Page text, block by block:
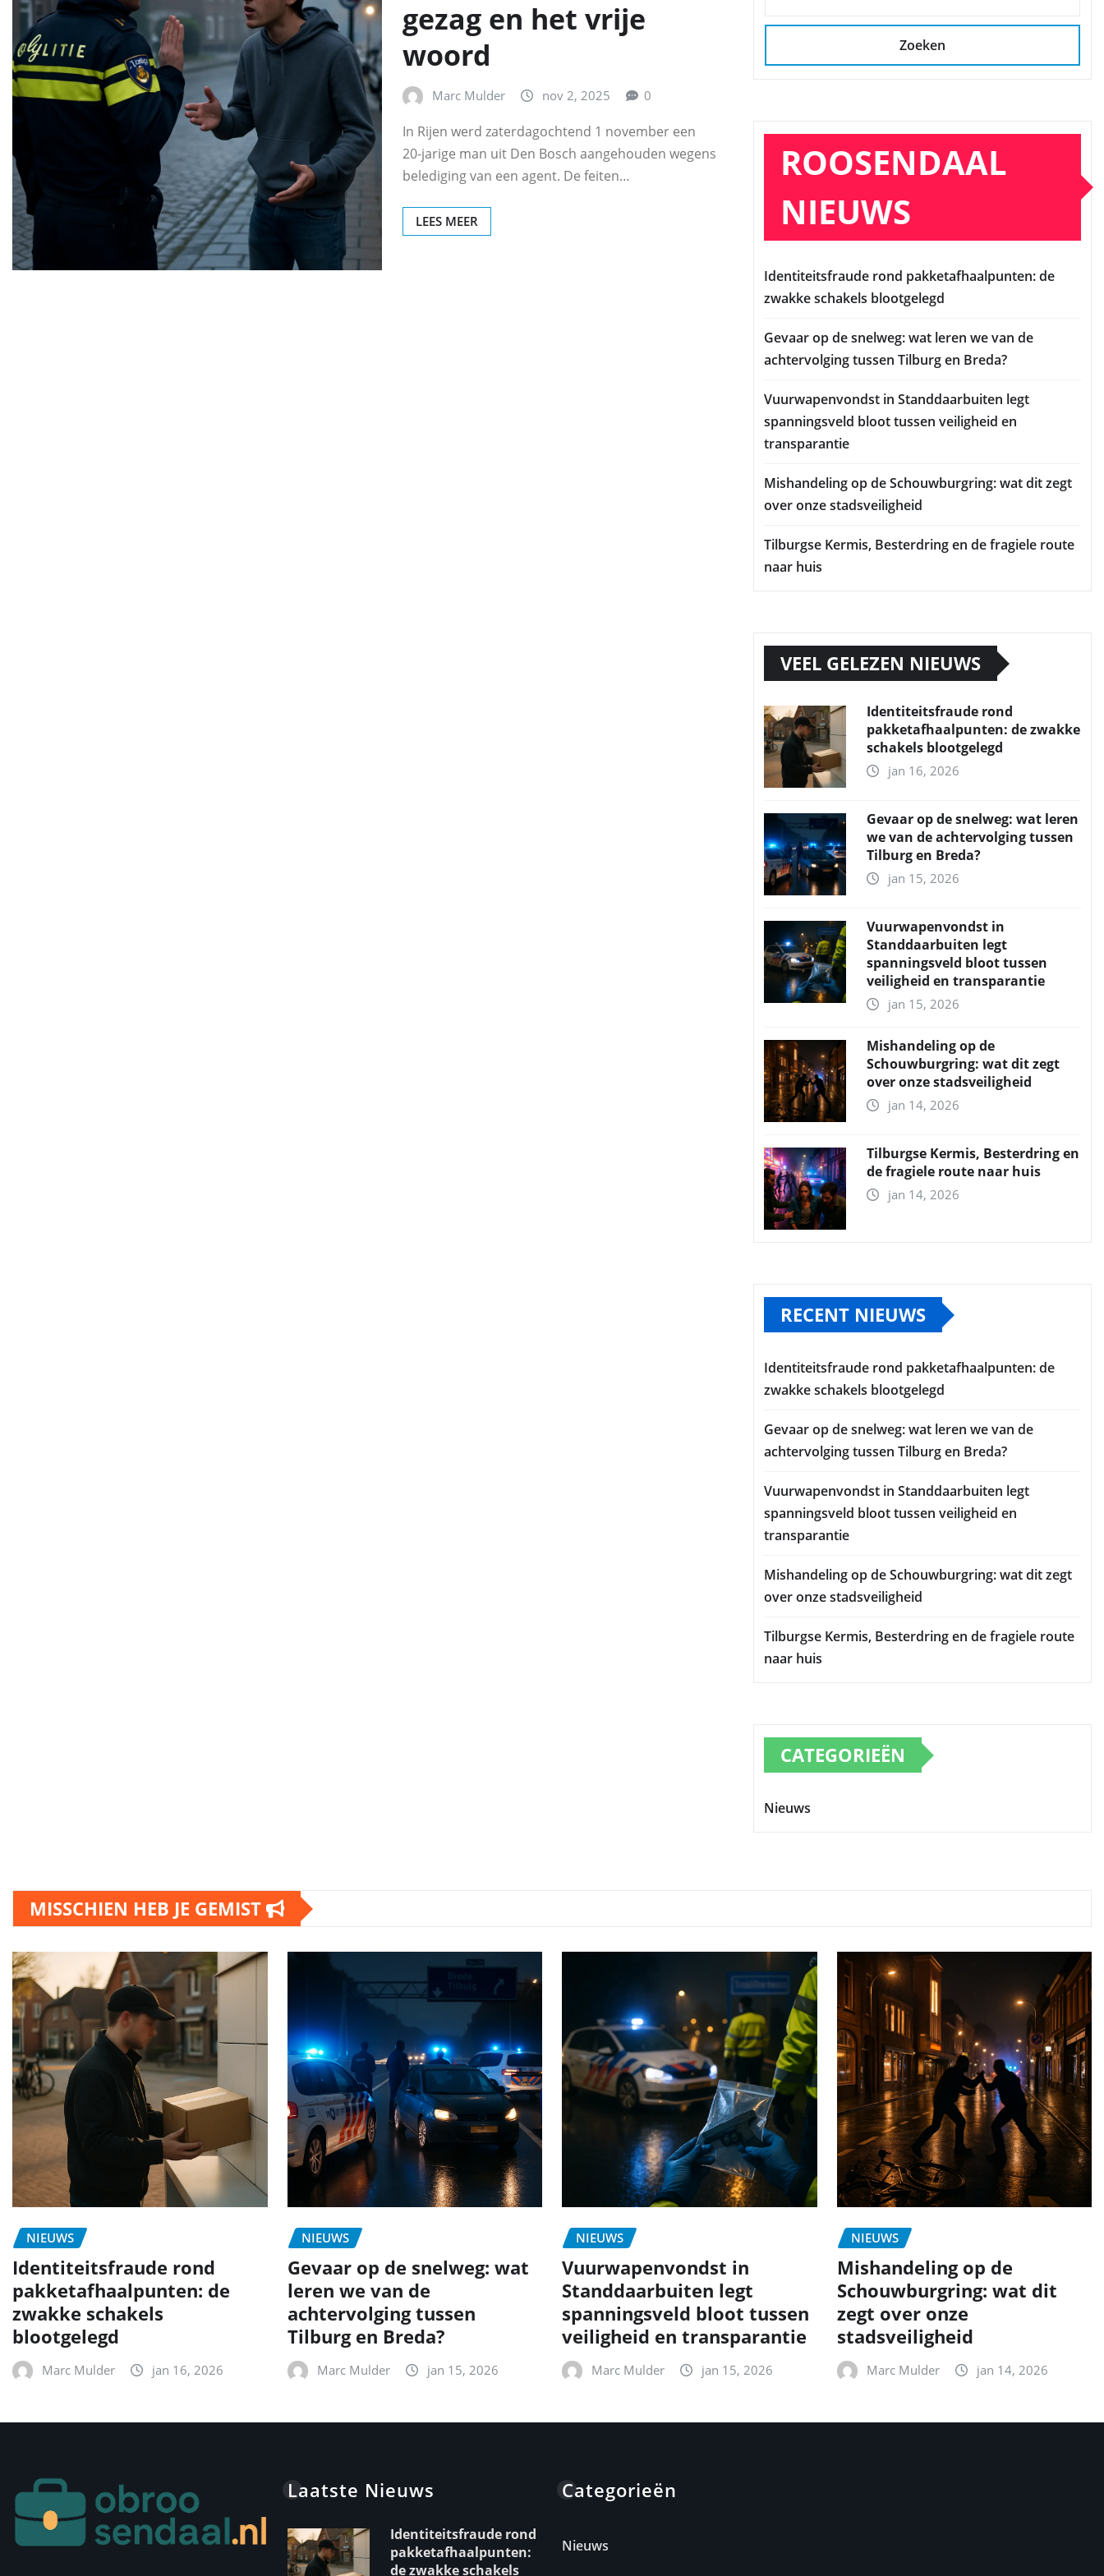
gezag en het vrije
woord
Marc Mulder nov 2, 2025 0
In Rijen werd zaterdagochtend 1 november een
20‑jarige man uit Den Bosch aangehouden wegens
belediging van een agent. De feiten…
LEES MEER
Zoeken
ROOSENDAAL
NIEUWS
Identiteitsfraude rond pakketafhaalpunten: de
zwakke schakels blootgelegd
Gevaar op de snelweg: wat leren we van de
achtervolging tussen Tilburg en Breda?
Vuurwapenvondst in Standdaarbuiten legt
spanningsveld bloot tussen veiligheid en
transparantie
Mishandeling op de Schouwburgring: wat dit zegt
over onze stadsveiligheid
Tilburgse Kermis, Besterdring en de fragiele route
naar huis
VEEL GELEZEN NIEUWS
Identiteitsfraude rond
pakketafhaalpunten: de zwakke
schakels blootgelegd
jan 16, 2026
Gevaar op de snelweg: wat leren
we van de achtervolging tussen
Tilburg en Breda?
jan 15, 2026
Vuurwapenvondst in
Standdaarbuiten legt
spanningsveld bloot tussen
veiligheid en transparantie
jan 15, 2026
Mishandeling op de
Schouwburgring: wat dit zegt
over onze stadsveiligheid
jan 14, 2026
Tilburgse Kermis, Besterdring en
de fragiele route naar huis
jan 14, 2026
RECENT NIEUWS
Identiteitsfraude rond pakketafhaalpunten: de
zwakke schakels blootgelegd
Gevaar op de snelweg: wat leren we van de
achtervolging tussen Tilburg en Breda?
Vuurwapenvondst in Standdaarbuiten legt
spanningsveld bloot tussen veiligheid en
transparantie
Mishandeling op de Schouwburgring: wat dit zegt
over onze stadsveiligheid
Tilburgse Kermis, Besterdring en de fragiele route
naar huis
CATEGORIEËN
Nieuws
MISSCHIEN HEB JE GEMIST
NIEUWS
Identiteitsfraude rond
pakketafhaalpunten: de
zwakke schakels
blootgelegd
Marc Mulder jan 16, 2026
NIEUWS
Gevaar op de snelweg: wat
leren we van de
achtervolging tussen
Tilburg en Breda?
Marc Mulder jan 15, 2026
NIEUWS
Vuurwapenvondst in
Standdaarbuiten legt
spanningsveld bloot tussen
veiligheid en transparantie
Marc Mulder jan 15, 2026
NIEUWS
Mishandeling op de
Schouwburgring: wat dit
zegt over onze
stadsveiligheid
Marc Mulder jan 14, 2026
Laatste Nieuws
Identiteitsfraude rond
pakketafhaalpunten:
de zwakke schakels
Categorieën
Nieuws